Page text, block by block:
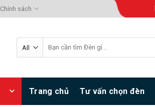
Chính sách
for:
Trang chủ Tư vấn chọn đèn